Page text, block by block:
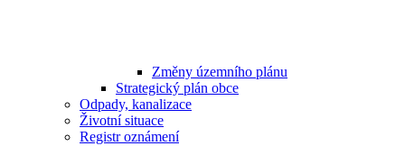
Změny územního plánu
Strategický plán obce
Odpady, kanalizace
Životní situace
Registr oznámení